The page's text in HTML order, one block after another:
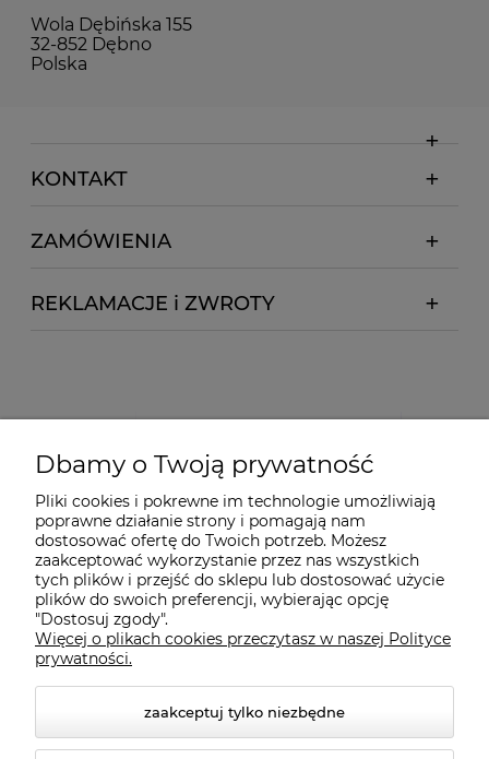
Wola Dębińska 155
32-852 Dębno
Polska
KONTAKT
ZAMÓWIENIA
REKLAMACJE i ZWROTY
Dbamy o Twoją prywatność
Pliki cookies i pokrewne im technologie umożliwiają
poprawne działanie strony i pomagają nam
dostosować ofertę do Twoich potrzeb. Możesz
zaakceptować wykorzystanie przez nas wszystkich
tych plików i przejść do sklepu lub dostosować użycie
plików do swoich preferencji, wybierając opcję
"Dostosuj zgody".
Więcej o plikach cookies przeczytasz w naszej Polityce
prywatności.
zaakceptuj tylko niezbędne